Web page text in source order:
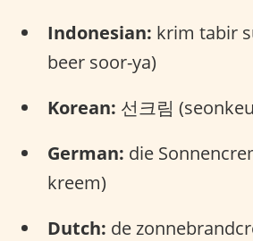
Indonesian: krim tabir
beer soor-ya)
Korean: 선크림
German: die
kreem)
Dutch: de